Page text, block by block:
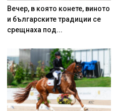
Вечер, в която конете, виното
и българските традиции се
срещнаха под...